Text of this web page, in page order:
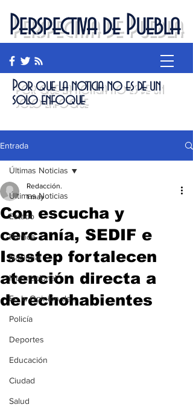
Perspectiva de Puebla
Por que la noticia no es de un
solo enfoque
Entrada
Últimas Noticias
Estado
Política
Nacional
Internacional
En la Opinión de...
Policía
Deportes
Educación
Ciudad
Salud
Últimas Noticias
Con escucha y
cercanía, SEDIF e
Issstep fortalecen
atención directa a
derechohabientes
Redacción.
1 may